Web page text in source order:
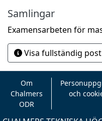
Samlingar
Examensarbeten för
Visa fullständig post
Om
Chalmers
ODR
och